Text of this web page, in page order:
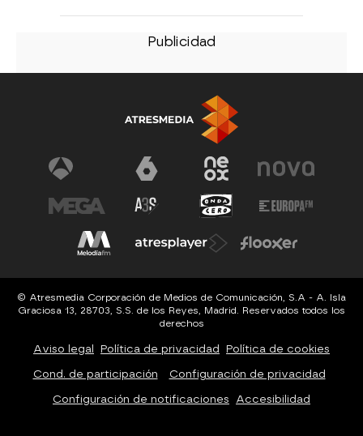
© Atresmedia Corporación de Medios de Comunicación, S.A - A. Isla
Graciosa 13, 28703, S.S. de los Reyes, Madrid. Reservados todos los
derechos
Aviso legal Política de privacidad Política de cookies
Cond. de participación Configuración de privacidad
Configuración de notificaciones Accesibilidad